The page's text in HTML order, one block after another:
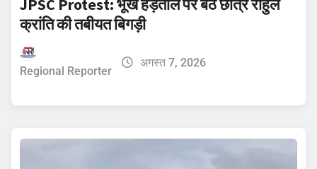
JPSC Protest: भूख हड़ताल पर बैठे छात्र राहुल
क्रांति की तबीयत बिगड़ी
Regional Reporter
अगस्त 7, 2026